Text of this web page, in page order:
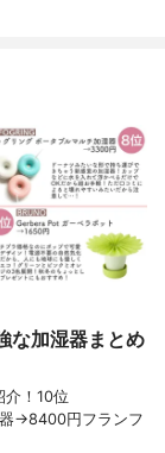
な加湿器まとめ
介！10位
→8400円フランフ